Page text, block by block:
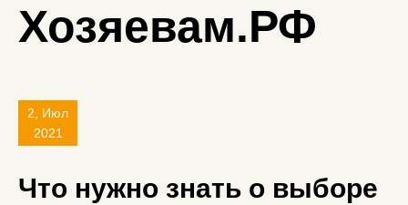
Хозяевам.РФ
2, Июл
2021
Что нужно знать о выборе